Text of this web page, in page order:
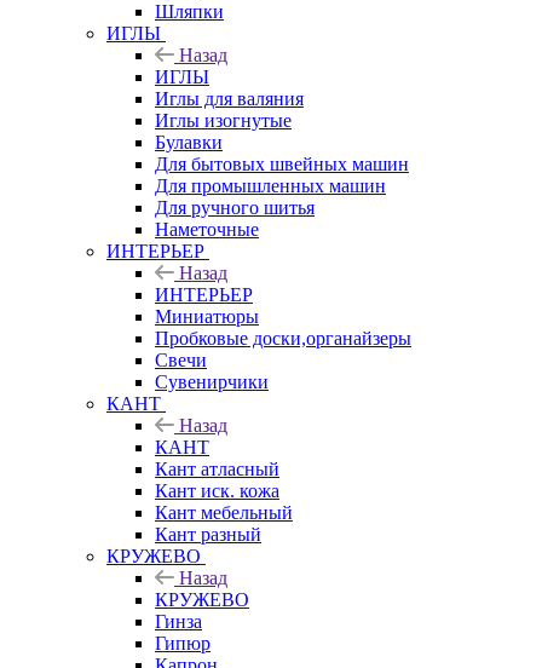
Шляпки
ИГЛЫ
Назад
ИГЛЫ
Иглы для валяния
Иглы изогнутые
Булавки
Для бытовых швейных машин
Для промышленных машин
Для ручного шитья
Наметочные
ИНТЕРЬЕР
Назад
ИНТЕРЬЕР
Миниатюры
Пробковые доски,органайзеры
Свечи
Сувенирчики
КАНТ
Назад
КАНТ
Кант атласный
Кант иск. кожа
Кант мебельный
Кант разный
КРУЖЕВО
Назад
КРУЖЕВО
Гинза
Гипюр